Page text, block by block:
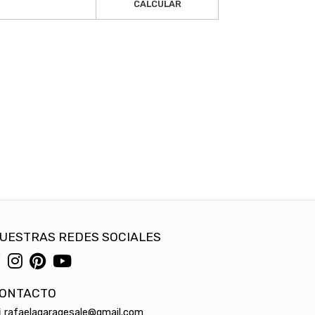
CALCULAR
REDES SOCIALES
rafaelagaragesale@gmail.com